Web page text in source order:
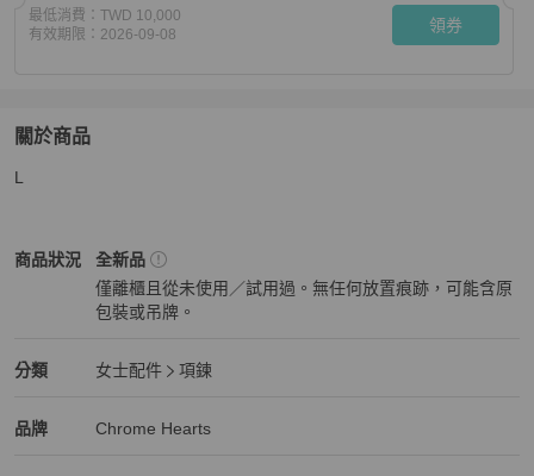
最低消費： TWD 10,000
有效期限： 2026-09-08 領券
關於商品
關於
L
商品狀況
Chrome Hearts女士配件
全新品
僅離櫃且從未使用／試用過。無任何放置痕跡，可能含原
包裝或吊牌。
分類
Chrome Hearts女士配件分類資訊
女士配件
項鍊
品牌
Chrome Hearts精品 女士配件
Chrome Hearts
Chrome Hearts推薦清單